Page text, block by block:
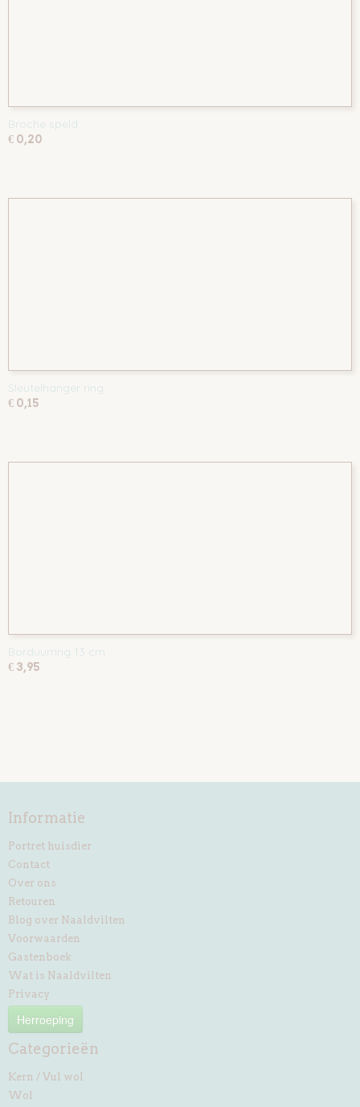
Broche speld
€ 0,20
Sleutelhanger ring
€ 0,15
Borduurring 13 cm
€ 3,95
Informatie
Portret huisdier
Contact
Over ons
Retouren
Blog over Naaldvilten
Voorwaarden
Gastenboek
Wat is Naaldvilten
Privacy
Herroeping
Categorieën
Kern / Vul wol
Wol